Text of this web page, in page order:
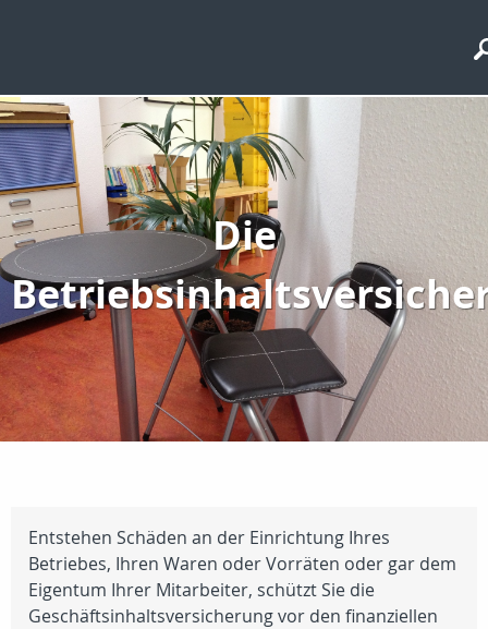
Die
Entstehen Schäden an der Einrichtung Ihres
Betriebes, Ihren Waren oder Vorräten oder gar dem
Eigentum Ihrer Mitarbeiter, schützt Sie die
Geschäftsinhaltsversicherung vor den finanziellen